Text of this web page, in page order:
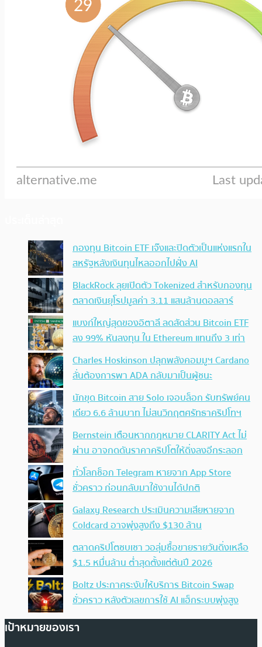
กองทุน Bitcoin ETF เจ๊งและปิดตัวเป็นแห่งแรกใน
สหรัฐหลังเงินทุนไหลออกไปฝั่ง AI
BlackRock ลุยเปิดตัว Tokenized สำหรับกองทุน
ตลาดเงินยุโรปมูลค่า 3.11 แสนล้านดอลลาร์
แบงก์ใหญ่สุดของอิตาลี ลดสัดส่วน Bitcoin ETF
ลง 99% หันลงทุน ใน Ethereum แทนถึง 3 เท่า
Charles Hoskinson ปลุกพลังคอมมูฯ Cardano
ลั่นต้องการพา ADA กลับมาเป็นผู้ชนะ
นักขุด Bitcoin สาย Solo เจอบล็อก รับทรัพย์คน
เดียว 6.6 ล้านบาท ไม่สนวิกฤตศรัทธาคริปโทฯ
Bernstein เตือนหากกฎหมาย CLARITY Act ไม่
ผ่าน อาจกดดันราคาคริปโตให้ดิ่งลงอีกระลอก
ทั่วโลกช็อก Telegram หายจาก App Store
ชั่วคราว ก่อนกลับมาใช้งานได้ปกติ
Galaxy Research ประเมินความเสียหายจาก
Coldcard อาจพุ่งสูงถึง $130 ล้าน
ตลาดคริปโตซบเซา วอลุ่มซื้อขายรายวันดิ่งเหลือ
$1.5 หมื่นล้าน ต่ำสุดตั้งแต่ต้นปี 2026
Boltz ประกาศระงับให้บริการ Bitcoin Swap
ชั่วคราว หลังตัวเลขการใช้ AI แฮ็กระบบพุ่งสูง
เป้าหมายของเรา